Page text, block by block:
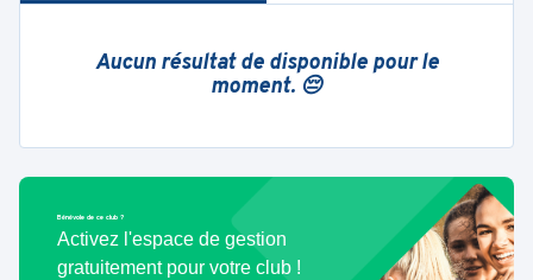
Aucun résultat de disponible pour le
moment. 😔
Bénévole de ce club ?
Activez l'espace de gestion
gratuitement pour votre club !